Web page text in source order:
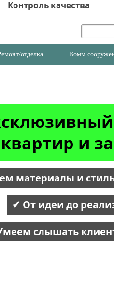
Контроль качества
отделка
квартир и
материалы и
✔ От идеи до
слышать